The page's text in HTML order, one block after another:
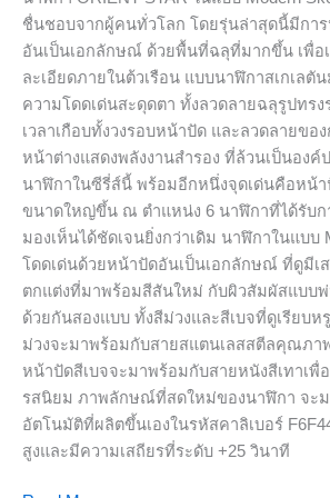
ชื่นชอบจากผู้คนทั่วโลก โดยรุ่นล่าสุดนี้มีกา
อันเป็นเอกลักษณ์ ด้วยพื้นที่ฉลุที่มากขึ้น เพื่อ
ละเอียดภายในต้วเรือน แบบนาฬิกาสเกเลตั
ความโดดเด่นสะดุดตา ทั้งลวดลายฉลุรูปทร
เวลาเกือบทั้งวงรอบหน้าปัด และลวดลายขอ
หน้าต่างแสดงพลังงานสำรอง ที่ล้วนเป็นองค์
นาฬิกาในซีรี่ส์นี้ พร้อมอีกหนึ่งจุดเด่นคือหน้
ขนาดใหญ่ขึ้น ณ ตำแหน่ง 6 นาฬิกาที่ได้รับก
มองเห็นได้ชัดเจนยิ่งกว่าเดิม นาฬิกาในแบบ
โดดเด่นด้วยหน้าปัดอันเป็นเอกลักษณ์ ที่ดูมีเ
ตกแต่งที่มาพร้อมสีสันใหม่ กับผิวสัมผัสแบบ
ด้วยกันสองแบบ ทั้งสีม่วงและสีเบจที่ดูเรียบ
ม่วงจะมาพร้อมกับสายสแตนเลสสตีลคุณภา
หน้าปัดสีเบจจะมาพร้อมกับสายหนังสีเทาเพื่
รสนิยม ภาพลักษณ์ที่สดใหม่ของนาฬิกา จะ
อัตโนมัติที่ผลิตขึ้นเองในรหัสคาลิเบอร์
สูงและมีความเสถียรที่ระดับ +25 วินาที
ปัด
ฉลุ
แบบ
โดด
เด่น